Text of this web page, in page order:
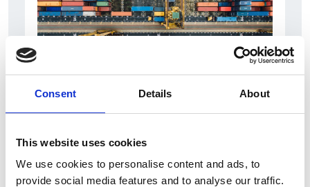
Consent Details About
This website uses cookies
We use cookies to personalise content and ads, to
provide social media features and to analyse our traffic.
nel primo semestre i dieci miliardi di euro
Interviste